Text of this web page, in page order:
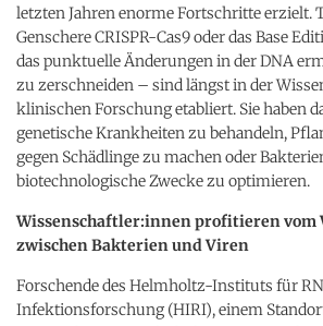
letzten Jahren enorme Fortschritte erzielt.
Genschere CRISPR-Cas9 oder das Base
das punktuelle Änderungen in der DNA
zu zerschneiden – sind längst in der
klinischen Forschung etabliert. Sie haben
genetische Krankheiten zu behandeln,
gegen Schädlinge zu machen oder
biotechnologische Zwecke zu optimieren.
Wissenschaftler:innen profitieren vom
zwischen Bakterien und Viren
Forschende des Helmholtz-Instituts für
Infektionsforschung (HIRI), einem